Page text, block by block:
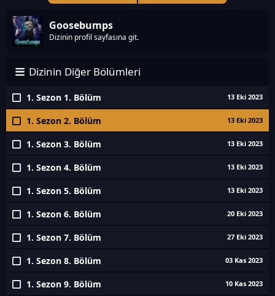
Goosebumps
Dizinin profil sayfasına git.
Dizinin Diğer Bölümleri
1. Sezon 1. Bölüm 13 Eki 2023
1. Sezon 2. Bölüm 13 Eki 2023
1. Sezon 3. Bölüm 13 Eki 2023
1. Sezon 4. Bölüm 13 Eki 2023
1. Sezon 5. Bölüm 13 Eki 2023
1. Sezon 6. Bölüm 20 Eki 2023
1. Sezon 7. Bölüm 27 Eki 2023
1. Sezon 8. Bölüm 03 Kas 2023
1. Sezon 9. Bölüm 10 Kas 2023